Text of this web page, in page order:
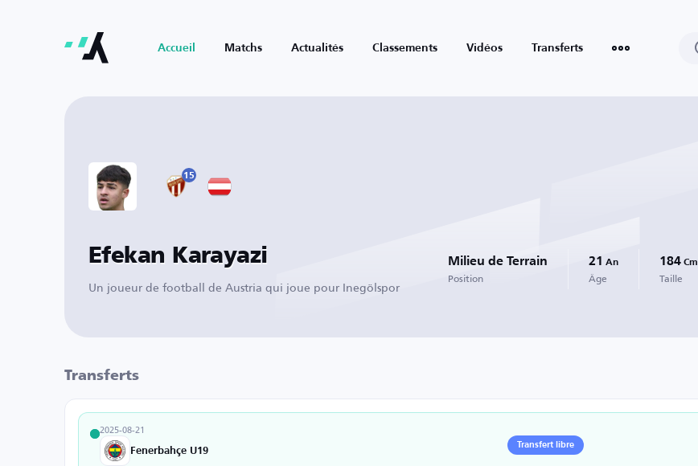
Accueil Matchs Actualités Classements Vidéos Transferts
15
Efekan Karayazi
Un joueur de football de Austria qui joue pour Inegölspor
Milieu de Terrain
Position
21 An
Âge
184 Cm
Taille
Transferts
2025-08-21
Fenerbahçe U19
Transfert libre